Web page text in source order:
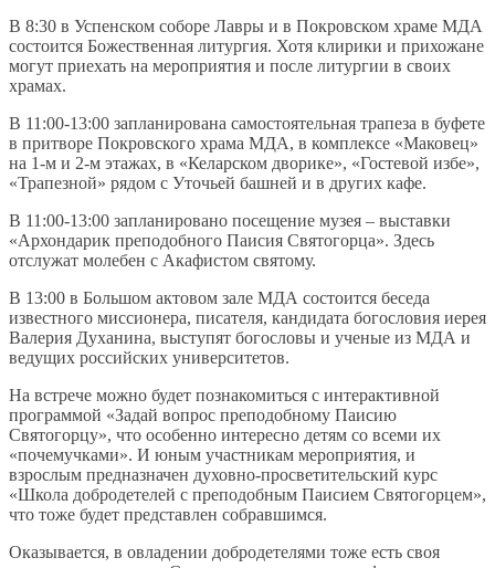
В 8:30 в Успенском соборе Лавры и в Покровском храме МДА
состоится Божественная литургия. Хотя клирики и прихожане
могут приехать на мероприятия и после литургии в своих
храмах.
В 11:00-13:00 запланирована самостоятельная трапеза в буфете
в притворе Покровского храма МДА, в комплексе «Маковец»
на 1-м и 2-м этажах, в «Келарском дворике», «Гостевой избе»,
«Трапезной» рядом с Уточьей башней и в других кафе.
В 11:00-13:00 запланировано посещение музея – выставки
«Архондарик преподобного Паисия Святогорца». Здесь
отслужат молебен с Акафистом святому.
В 13:00 в Большом актовом зале МДА состоится беседа
известного миссионера, писателя, кандидата богословия иерея
Валерия Духанина, выступят богословы и ученые из МДА и
ведущих российских университетов.
На встрече можно будет познакомиться с интерактивной
программой «Задай вопрос преподобному Паисию
Святогорцу», что особенно интересно детям со всеми их
«почемучками». И юным участникам мероприятия, и
взрослым предназначен духовно-просветительский курс
«Школа добродетелей с преподобным Паисием Святогорцем»,
что тоже будет представлен собравшимся.
Оказывается, в овладении добродетелями тоже есть своя